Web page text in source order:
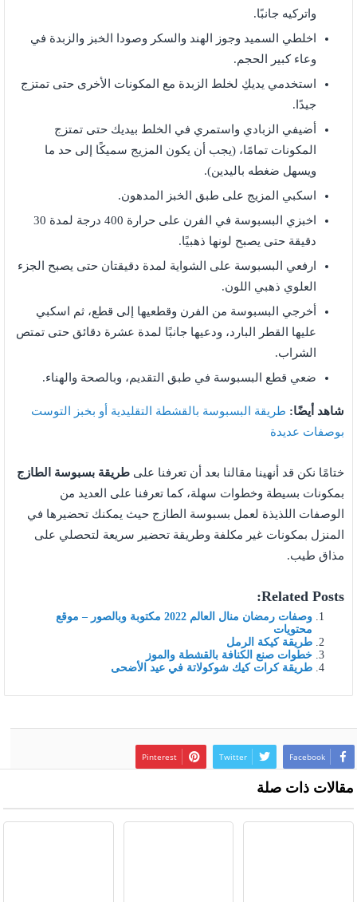
واتركيه جانبًا.
اخلطي السميد وجوز الهند والسكر وصودا الخبز والزبدة في
وعاء كبير الحجم.
استخدمي يديكِ لخلط الزبدة مع المكونات الأخرى حتى تمتزج
جيدًا.
أضيفي الزبادي واستمري في الخلط بيديك حتى تمتزج
المكونات تمامًا، (يجب أن يكون المزيج سميكًا إلى حد ما
ويسهل ضغطه باليدين).
اسكبي المزيج على طبق الخبز المدهون.
اخبزي البسبوسة في الفرن على حرارة 400 درجة لمدة 30
دقيقة حتى يصبح لونها ذهبيًا.
ارفعي البسبوسة على الشواية لمدة دقيقتان حتى يصبح الجزء
العلوي ذهبي اللون.
أخرجي البسبوسة من الفرن وقطعيها إلى قطع، ثم اسكبي
عليها القطر البارد، ودعيها جانبًا لمدة عشرة دقائق حتى تمتص
الشراب.
ضعي قطع البسبوسة في طبق التقديم، وبالصحة والهناء.
شاهد أيضًا: طريقة البسبوسة بالقشطة التقليدية أو بخبز التوست
بوصفات عديدة
ختامًا نكن قد أنهينا مقالنا بعد أن تعرفنا على طريقة بسبوسة الطازج
بمكونات بسيطة وخطوات سهلة، كما تعرفنا على العديد من
الوصفات اللذيذة لعمل بسبوسة الطازج حيث يمكنك تحضيرها في
المنزل بمكونات غير مكلفة وطريقة تحضير سريعة لتحصلي على
مذاق طيب.
Related Posts:
وصفات رمضان منال العالم 2022 مكتوبة وبالصور – موقع
محتويات
طريقة كيكة الرمل
خطوات صنع الكنافة بالقشطة والموز
طريقة كرات كيك شوكولاتة في عيد الأضحى
Facebook
Twitter
Pinterest
مقالات ذات صلة